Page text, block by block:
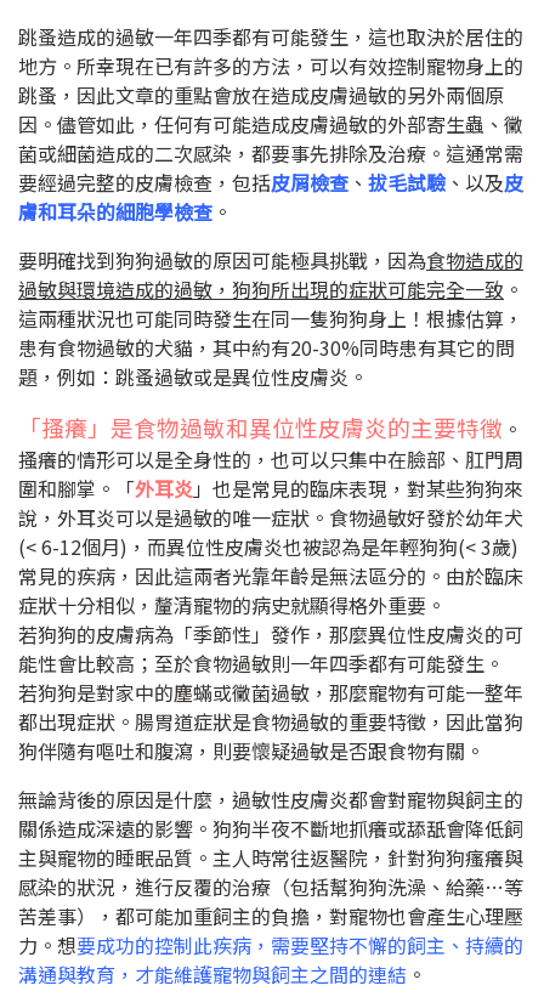
跳蚤造成的過敏一年四季都有可能發生，這也取決於居住的
地方。所幸現在已有許多的方法，可以有效控制寵物身上的
跳蚤，因此文章的重點會放在造成皮膚過敏的另外兩個原
因。儘管如此，任何有可能造成皮膚過敏的外部寄生蟲、黴
菌或細菌造成的二次感染，都要事先排除及治療。這通常需
要經過完整的皮膚檢查，包括皮屑檢查 、 拔毛試驗、以及皮
膚和耳朵的細胞學檢查 。
要明確找到狗狗過敏的原因可能極具挑戰，因為食物造成的
過敏與環境造成的過敏，狗狗所出現的症狀可能完全一致 。
這兩種狀況也可能同時發生在同一隻狗狗身上！根據估算，
患有食物過敏的犬貓，其中約有20-30%同時患有其它的問
題，例如：跳蚤過敏或是異位性皮膚炎。
「搔癢」是食物過敏和異位性皮膚炎的主要特徵 。
搔癢的情形可以是全身性的，也可以只集中在臉部、肛門周
圍和腳掌。「外耳炎」也是常見的臨床表現，對某些狗狗來
說，外耳炎可以是過敏的唯一症狀。食物過敏好發於幼年犬
(< 6-12個月) ，而異位性皮膚炎也被認為是年輕狗狗(< 3歲)
常見的疾病，因此這兩者光靠年齡是無法區分的。由於臨床
症狀十分相似，釐清寵物的病史就顯得格外重要。
若狗狗的皮膚病為「季節性」發作，那麼異位性皮膚炎的可
能性會比較高；至於食物過敏則一年四季都有可能發生。
若狗狗是對家中的塵蟎或黴菌過敏，那麼寵物有可能一整年
都出現症狀。腸胃道症狀是食物過敏的重要特徵，因此當狗
狗伴隨有嘔吐和腹瀉，則要懷疑過敏是否跟食物有關。
無論背後的原因是什麼，過敏性皮膚炎都會對寵物與飼主的
關係造成深遠的影響。狗狗半夜不斷地抓癢或舔舐會降低飼
主與寵物的睡眠品質。主人時常往返醫院，針對狗狗瘙癢與
感染的狀況，進行反覆的治療（包括幫狗狗洗澡、給藥…等
苦差事），都可能加重飼主的負擔，對寵物也會產生心理壓
力。想要成功的控制此疾病，需要堅持不懈的飼主、持續的
溝通與教育，才能維護寵物與飼主之間的連結 。